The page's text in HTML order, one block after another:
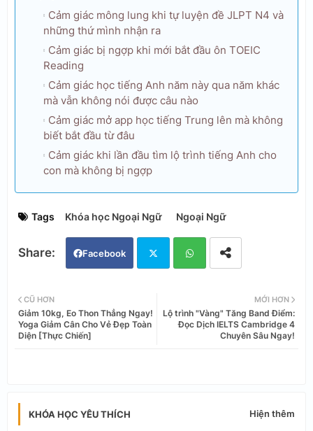
Cảm giác mông lung khi tự luyện đề JLPT N4 và
những thứ mình nhận ra
Cảm giác bị ngợp khi mới bắt đầu ôn TOEIC
Reading
Cảm giác học tiếng Anh năm này qua năm khác
mà vẫn không nói được câu nào
Cảm giác mở app học tiếng Trung lên mà không
biết bắt đầu từ đâu
Cảm giác khi lần đầu tìm lộ trình tiếng Anh cho
con mà không bị ngợp
Tags Khóa học Ngoại Ngữ Ngoại Ngữ
Facebook
tter ats
MỚI HƠN
Lộ trình "Vàng" Tăng Band Điểm:
Đọc Dịch IELTS Cambridge 4
Chuyên Sâu Ngay!
CŨ HƠN
Giảm 10kg, Eo Thon Thẳng Ngay!
Yoga Giảm Cân Cho Vẻ Đẹp Toàn
Diện [Thực Chiến]
KHÓA HỌC YÊU THÍCH Hiện thêm